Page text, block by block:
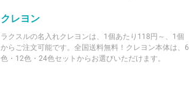
クレヨン
ラクスルの名入れクレヨンは、1個あたり118円～、1個
からご注文可能です。全国送料無料！クレヨン本体は、6
色・12色・24色セットからお選びいただけます。